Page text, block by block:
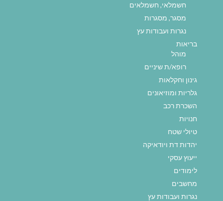
חשמלאי, חשמלאים
מסגר, מסגרות
נגרות ועבודות עץ
בריאות
מוהל
רופא/ת שיניים
גינון וחקלאות
גלריות ומוזיאונים
השכרת רכב
חנויות
טיולי שטח
יהדות דת ויודאיקה
ייעוץ עסקי
לימודים
מחשבים
נגרות ועבודות עץ